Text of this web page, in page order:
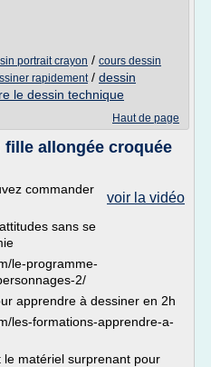
portrait crayon / cours dessin
rapidement/ dessin
le dessin technique
Haut de page
allongée croquée
voir la vidéo
commander
sans se
le-programme-
2/
apprendre à dessiner en 2h
les-formations-apprendre-a-
matériel surprenant pour